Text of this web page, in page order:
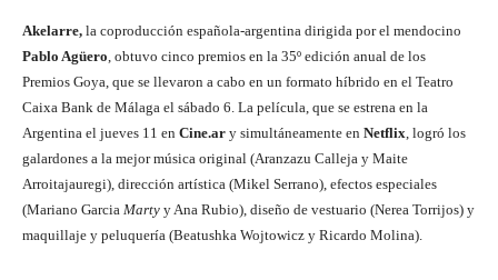
Akelarre, la coproducción española-argentina dirigida por el mendocino
Pablo Agüero, obtuvo cinco premios en la 35º edición anual de los
Premios Goya, que se llevaron a cabo en un formato híbrido en el Teatro
Caixa Bank de Málaga el sábado 6. La película, que se estrena en la
Argentina el jueves 11 en Cine.ar y simultáneamente en Netflix, logró los
galardones a la mejor música original (Aranzazu Calleja y Maite
Arroitajauregi), dirección artística (Mikel Serrano), efectos especiales
(Mariano Garcia Marty y Ana Rubio), diseño de vestuario (Nerea Torrijos) y
maquillaje y peluquería (Beatushka Wojtowicz y Ricardo Molina).